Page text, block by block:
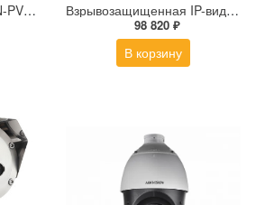
Tiandy-IPEYE-TC-32XN-PVZ 2Мп купольная «турель» IP камера с фиксированным объективом, серия SPARK со встроенным агентом IPEYE для ПВЗ Взрывозащищенная IP-видеокамера Релион Релион-Exd-Н-100-ИК-IP5Мп2.8mm-PoE-МК-TR
98 820 ₽
В корзину